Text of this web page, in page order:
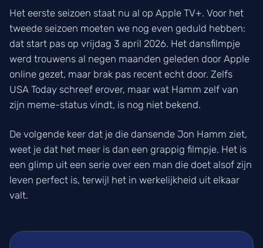
Het eerste seizoen staat nu al op Apple TV+. Voor het
tweede seizoen moeten we nog even geduld hebben:
dat start pas op vrijdag 3 april 2026. Het dansfilmpje
werd trouwens al negen maanden geleden door Apple
online gezet, maar brak pas recent echt door. Zelfs
USA Today schreef erover, maar wat Hamm zelf van
zijn meme-status vindt, is nog niet bekend.
De volgende keer dat je die dansende Jon Hamm ziet,
weet je dat het meer is dan een grappig filmpje. Het is
een glimp uit een serie over een man die doet alsof zijn
leven perfect is, terwijl het in werkelijkheid uit elkaar
valt.